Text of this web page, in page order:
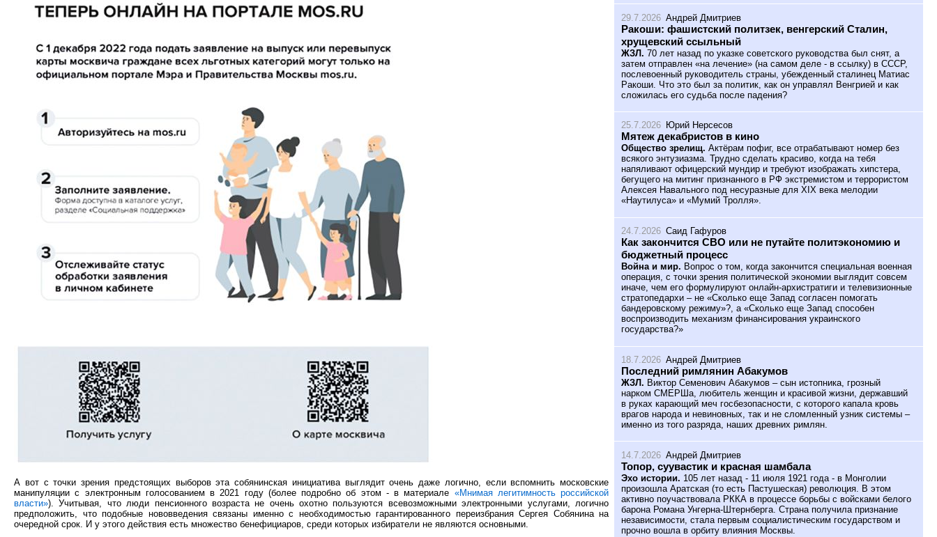
А вот с точки зрения предстоящих выборов эта собянинская инициатива выглядит очень даже логично, если вспомнить московские
манипуляции с электронным голосованием в 2021 году (более подробно об этом - в материале «Мнимая легитимность российской
власти»). Учитывая, что люди пенсионного возраста не очень охотно пользуются всевозможными электронными услугами, логично
предположить, что подобные нововведения связаны именно с необходимостью гарантированного переизбрания Сергея Собянина на
очередной срок. И у этого действия есть множество бенефициаров, среди которых избиратели не являются основными.
29.7.2026 Андрей Дмитриев
Ракоши: фашистский политзек, венгерский Сталин,
хрущевский ссыльный
ЖЗЛ. 70 лет назад по указке советского руководства был снят, а
затем отправлен «на лечение» (на самом деле - в ссылку) в СССР,
послевоенный руководитель страны, убежденный сталинец Матиас
Ракоши. Что это был за политик, как он управлял Венгрией и как
сложилась его судьба после падения?
25.7.2026 Юрий Нерсесов
Мятеж декабристов в кино
Общество зрелищ. Актёрам пофиг, все отрабатывают номер без
всякого энтузиазма. Трудно сделать красиво, когда на тебя
напяливают офицерский мундир и требуют изображать хипстера,
бегущего на митинг признанного в РФ экстремистом и террористом
Алексея Навального под несуразные для XIX века мелодии
«Наутилуса» и «Мумий Тролля».
24.7.2026 Саид Гафуров
Как закончится СВО или не путайте политэкономию и
бюджетный процесс
Война и мир. Вопрос о том, когда закончится специальная военная
операция, с точки зрения политической экономии выглядит совсем
иначе, чем его формулируют онлайн-архистратиги и телевизионные
стратопедархи – не «Сколько еще Запад согласен помогать
бандеровскому режиму»?, а «Сколько еще Запад способен
воспроизводить механизм финансирования украинского
государства?»
18.7.2026 Андрей Дмитриев
Последний римлянин Абакумов
ЖЗЛ. Виктор Семенович Абакумов – сын истопника, грозный
нарком СМЕРШа, любитель женщин и красивой жизни, державший
в руках карающий меч госбезопасности, с которого капала кровь
врагов народа и невиновных, так и не сломленный узник системы –
именно из того разряда, наших древних римлян.
14.7.2026 Андрей Дмитриев
Топор, суувастик и красная шамбала
Эхо истории. 105 лет назад - 11 июля 1921 года - в Монголии
произошла Аратская (то есть Пастушеская) революция. В этом
активно поучаствовала РККА в процессе борьбы с войсками белого
барона Романа Унгерна-Штернберга. Страна получила признание
независимости, стала первым социалистическим государством и
прочно вошла в орбиту влияния Москвы.